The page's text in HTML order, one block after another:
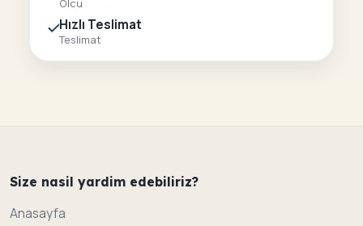
Olcu
Hızlı Teslimat
Teslimat
Size nasil yardim edebiliriz?
Anasayfa